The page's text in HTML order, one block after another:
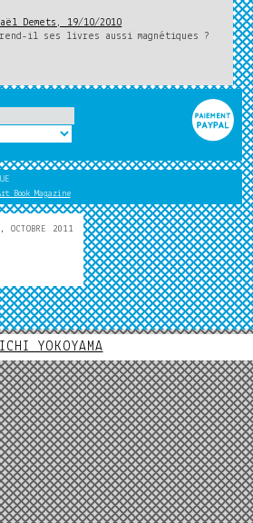
Demets, 19/10/2010
rend-il ses livres aussi magnétiques ?
Book Magazine
OCTOBRE 2011
YOKOYAMA